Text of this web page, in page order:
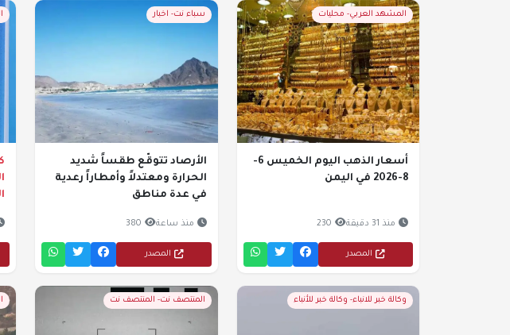
المشهد العربي- محليات
أسعار الذهب اليوم الخميس 6-
8-2026 في اليمن
منذ 31 دقيقة 230
المصدر
سباء نت- اخبار
الأرصاد تتوقّع طقساً شديد
الحرارة ومعتدلاً وأمطاراً رعدية
في عدة مناطق
منذ ساعة 380
المصدر
وكالة خبر للانباء- وكالة خبر للأنباء المنتصف نت- المنتصف نت